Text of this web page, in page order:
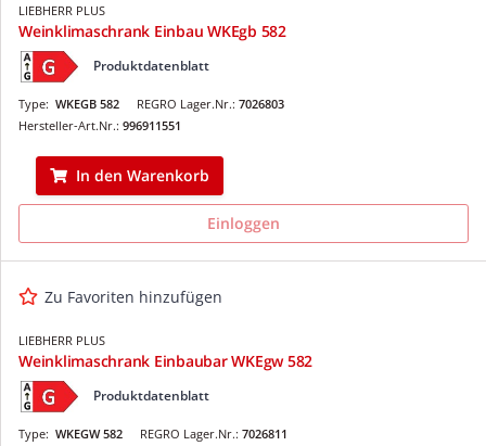
LIEBHERR PLUS
Weinklimaschrank Einbau WKEgb 582
Produktdatenblatt
REGRO Lager.Nr.: 7026803
Type: WKEGB 582
Hersteller-Art.Nr.: 996911551
In den Warenkorb
Einloggen
Zu Favoriten hinzufügen
LIEBHERR PLUS
Weinklimaschrank Einbaubar WKEgw 582
Produktdatenblatt
REGRO Lager.Nr.: 7026811
Type: WKEGW 582